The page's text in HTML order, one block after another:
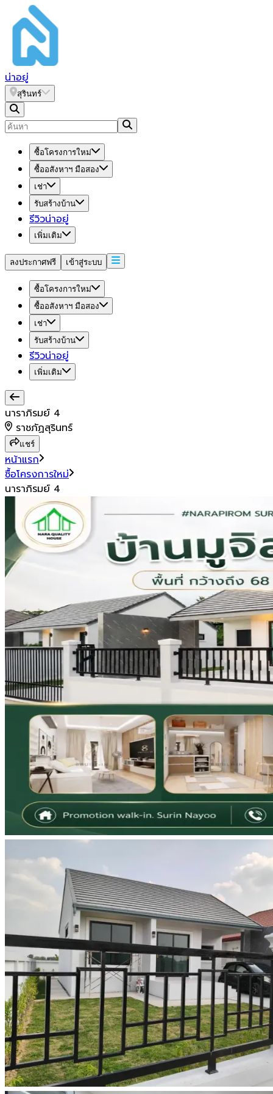
น่าอยู่
สุรินทร์
ซื้อโครงการใหม่
ซื้ออสังหาฯ มือสอง
เช่า
รับสร้างบ้าน
รีวิวน่าอยู่
เพิ่มเติม
ลงประกาศฟรี เข้าสู่ระบบ
ซื้อโครงการใหม่
ซื้ออสังหาฯ มือสอง
เช่า
รับสร้างบ้าน
รีวิวน่าอยู่
เพิ่มเติม
นาราภิรมย์ 4
ราชภัฏสุรินทร์
แชร์
หน้าแรก
ซื้อโครงการใหม่
นาราภิรมย์ 4